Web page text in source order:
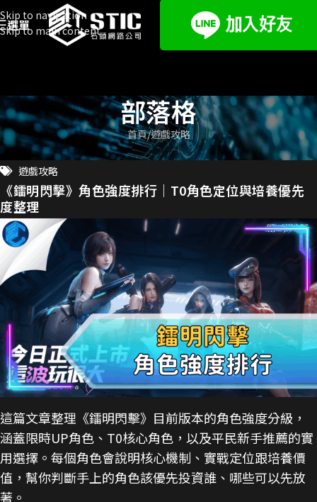
Skip to navigation
Skip to main content
選單
部落格
首頁 遊戲攻略
遊戲攻略
《鐳明閃擊》角色強度排行｜T0角色定位與培養優先
度整理
這篇文章整理《鐳明閃擊》目前版本的角色強度分級，
涵蓋限時UP角色、T0核心角色，以及平民新手推薦的實
用選擇。每個角色會說明核心機制、實戰定位跟培養價
值，幫你判斷手上的角色該優先投資誰、哪些可以先放
著。